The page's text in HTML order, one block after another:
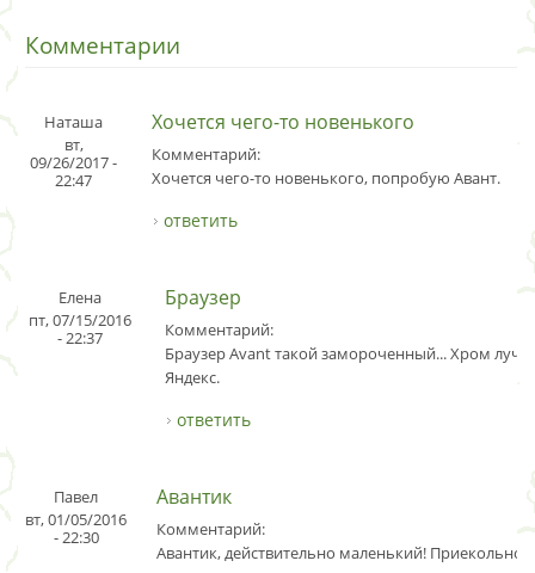
Комментарии
Наташа
вт,
09/26/2017 -
22:47
Хочется чего-то новенького
Комментарий:
Хочется чего-то новенького, попробую Авант.
ответить
Елена
пт, 07/15/2016
- 22:37
Браузер
Комментарий:
Браузер Avant такой замороченный... Хром
Яндекс.
ответить
Павел
вт, 01/05/2016
- 22:30
Авантик
Комментарий:
Авантик, действительно маленький! Приекольно.